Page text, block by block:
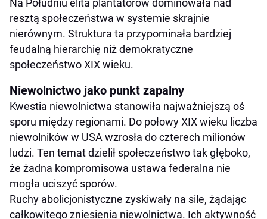
resztą społeczeństwa w systemie skrajnie
nierównym. Struktura ta przypominała bardziej
feudalną hierarchię niż demokratyczne
społeczeństwo XIX wieku.
Niewolnictwo jako punkt zapalny
Kwestia niewolnictwa stanowiła najważniejszą oś
sporu między regionami. Do połowy XIX wieku liczba
niewolników w USA wzrosła do czterech milionów
ludzi. Ten temat dzielił społeczeństwo tak głęboko,
że żadna kompromisowa ustawa federalna nie
mogła uciszyć sporów.
Ruchy abolicjonistyczne zyskiwały na sile, żądając
całkowitego zniesienia niewolnictwa. Ich aktywność